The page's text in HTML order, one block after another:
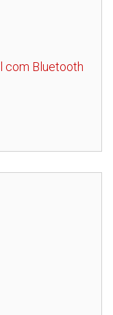
com Bluetooth